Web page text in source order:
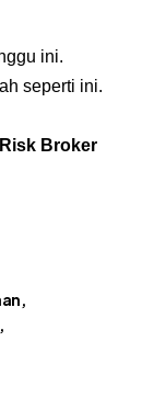
ini.
seperti ini.
Broker